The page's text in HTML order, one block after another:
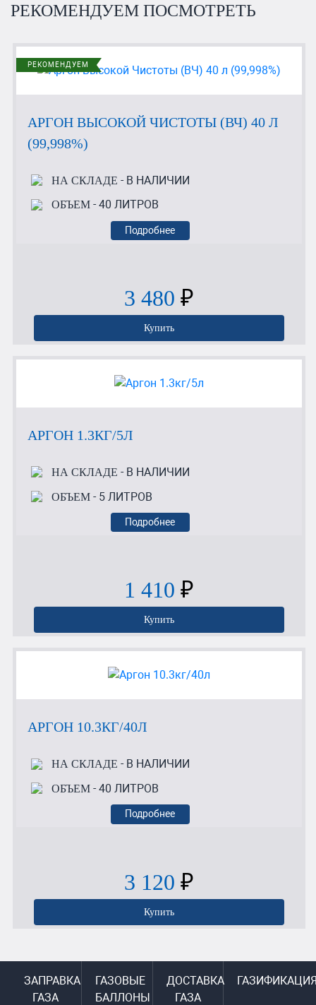
РЕКОМЕНДУЕМ ПОСМОТРЕТЬ
РЕКОМЕНДУЕМ
АРГОН ВЫСОКОЙ ЧИСТОТЫ (ВЧ) 40 Л
(99,998%)
НА СКЛАДЕ - В НАЛИЧИИ
ОБЪЕМ- 40 ЛИТРОВ
Подробнее
3 480 ₽
Купить
АРГОН 1.3КГ/5Л
НА СКЛАДЕ - В НАЛИЧИИ
ОБЪЕМ- 5 ЛИТРОВ
Подробнее
1 410 ₽
Купить
АРГОН 10.3КГ/40Л
НА СКЛАДЕ - В НАЛИЧИИ
ОБЪЕМ- 40 ЛИТРОВ
Подробнее
3 120 ₽
Купить
ЗАПРАВКА
ГАЗА
ГАЗОВЫЕ
БАЛЛОНЫ
ДОСТАВКА
ГАЗА